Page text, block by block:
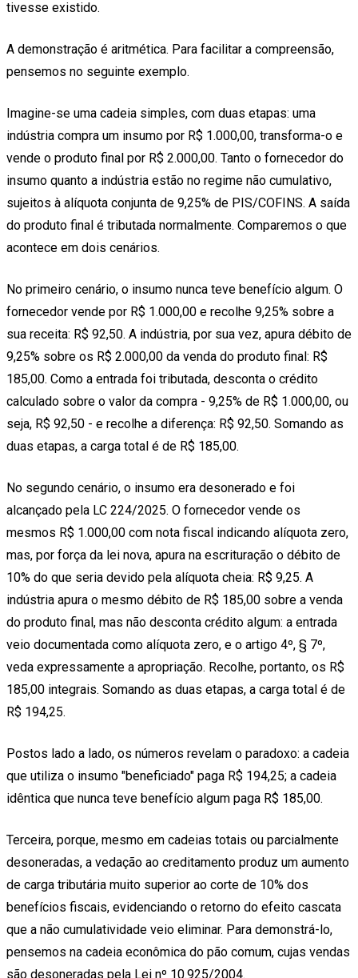
tivesse existido.
A demonstração é aritmética. Para facilitar a compreensão,
pensemos no seguinte exemplo.
Imagine-se uma cadeia simples, com duas etapas: uma
indústria compra um insumo por R$ 1.000,00, transforma-o e
vende o produto final por R$ 2.000,00. Tanto o fornecedor do
insumo quanto a indústria estão no regime não cumulativo,
sujeitos à alíquota conjunta de 9,25% de PIS/COFINS. A saída
do produto final é tributada normalmente. Comparemos o que
acontece em dois cenários.
No primeiro cenário, o insumo nunca teve benefício algum. O
fornecedor vende por R$ 1.000,00 e recolhe 9,25% sobre a
sua receita: R$ 92,50. A indústria, por sua vez, apura débito de
9,25% sobre os R$ 2.000,00 da venda do produto final: R$
185,00. Como a entrada foi tributada, desconta o crédito
calculado sobre o valor da compra - 9,25% de R$ 1.000,00, ou
seja, R$ 92,50 - e recolhe a diferença: R$ 92,50. Somando as
duas etapas, a carga total é de R$ 185,00.
No segundo cenário, o insumo era desonerado e foi
alcançado pela LC 224/2025. O fornecedor vende os
mesmos R$ 1.000,00 com nota fiscal indicando alíquota zero,
mas, por força da lei nova, apura na escrituração o débito de
10% do que seria devido pela alíquota cheia: R$ 9,25. A
indústria apura o mesmo débito de R$ 185,00 sobre a venda
do produto final, mas não desconta crédito algum: a entrada
veio documentada como alíquota zero, e o artigo 4º, § 7º,
veda expressamente a apropriação. Recolhe, portanto, os R$
185,00 integrais. Somando as duas etapas, a carga total é de
R$ 194,25.
Postos lado a lado, os números revelam o paradoxo: a cadeia
que utiliza o insumo "beneficiado" paga R$ 194,25; a cadeia
idêntica que nunca teve benefício algum paga R$ 185,00.
Terceira, porque, mesmo em cadeias totais ou parcialmente
desoneradas, a vedação ao creditamento produz um aumento
de carga tributária muito superior ao corte de 10% dos
benefícios fiscais, evidenciando o retorno do efeito cascata
que a não cumulatividade veio eliminar. Para demonstrá-lo,
pensemos na cadeia econômica do pão comum, cujas vendas
são desoneradas pela Lei nº 10.925/2004.